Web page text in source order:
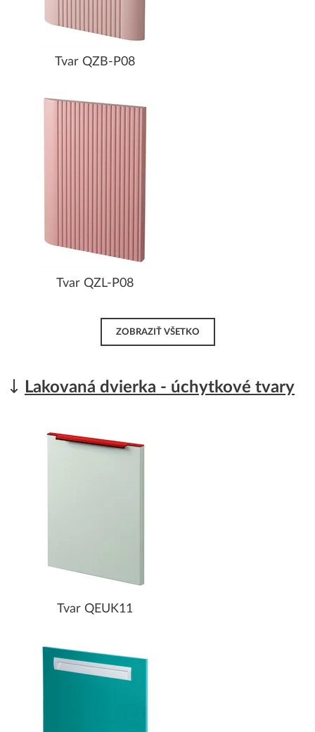
Tvar QZB-P08
Tvar QZL-P08
ZOBRAZIŤ VŠETKO
Lakovaná dvierka - úchytkové tvary
Tvar QEUK11